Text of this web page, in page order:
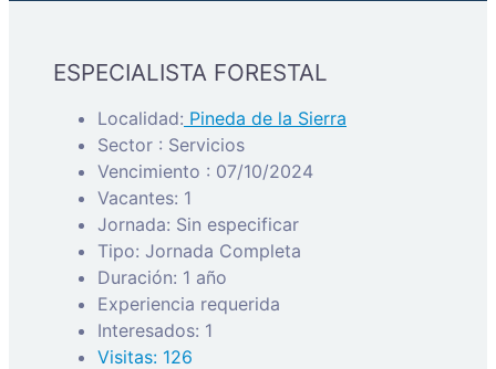
ESPECIALISTA FORESTAL
Localidad: Pineda de la Sierra
Sector : Servicios
Vencimiento : 07/10/2024
Vacantes: 1
Jornada: Sin especificar
Tipo: Jornada Completa
Duración: 1 año
Experiencia requerida
Interesados: 1
Visitas: 126